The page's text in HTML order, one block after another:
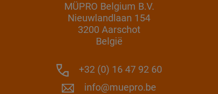
MÜPRO Belgium B.V.
Nieuwlandlaan 154
3200 Aarschot
België
+32 (0) 16 47 92 60
info@muepro.be